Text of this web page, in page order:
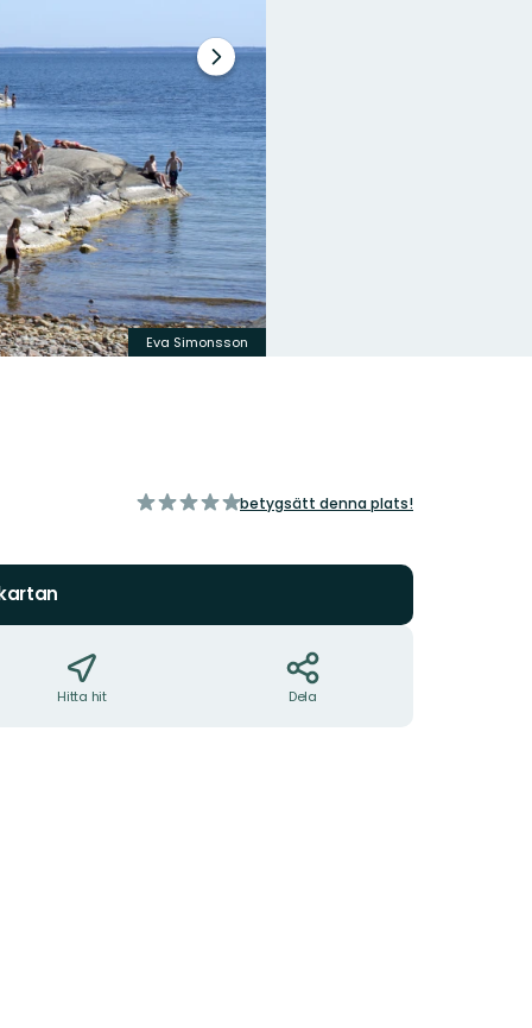
Nästa
bildspel
Eva Simonsson
av
betygsätt denna plats!
Hitta hit Dela